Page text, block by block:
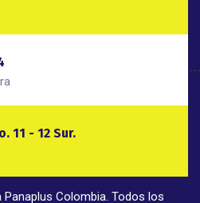
11 - 12 Sur.
Colombia. Todos los